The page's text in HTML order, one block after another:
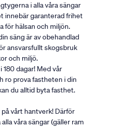
i alla våra sängar
innebär garanterad frihet
för hälsan och miljön.
säng är av obehandlad
ansvarsfullt skogsbruk
och miljö.
180 dagar! Med vår
ro prova fastheten i din
du alltid byta fasthet.
på vårt hantverk! Därför
våra sängar (gäller ram